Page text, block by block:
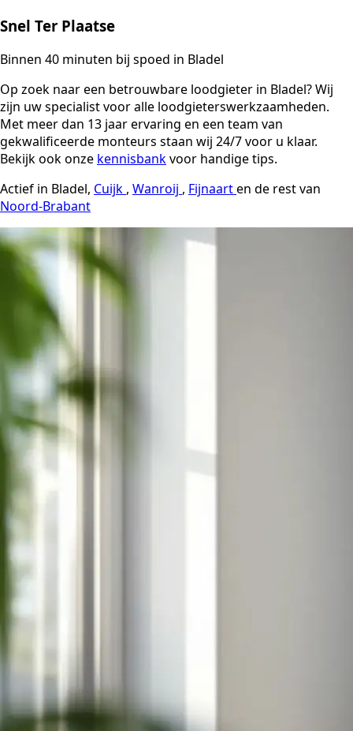
Snel Ter Plaatse
Binnen 40 minuten bij spoed in Bladel
Op zoek naar een betrouwbare loodgieter in Bladel? Wij
zijn uw specialist voor alle loodgieterswerkzaamheden.
Met meer dan 13 jaar ervaring en een team van
gekwalificeerde monteurs staan wij 24/7 voor u klaar.
Bekijk ook onze kennisbankvoor handige tips.
Actief in Bladel, Cuijk , Wanroij , Fijnaarten de rest van
Noord-Brabant